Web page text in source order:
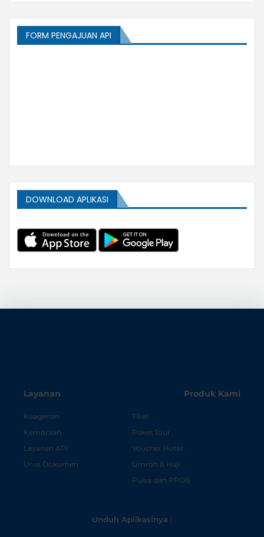
FORM PENGAJUAN API
DOWNLOAD APLIKASI
Layanan
Keagenan
Kemitraan
Layanan API
Urus Dokumen
Produk Kami
Tiket
Paket Tour
Voucher Hotel
Umroh & Haji
Pulsa dan PPOB
Unduh Aplikasinya :